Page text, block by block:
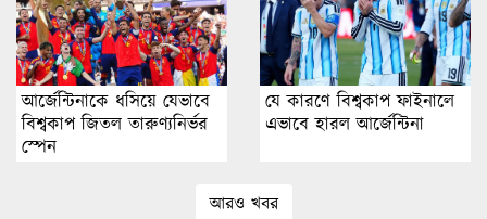
আর্জেন্টিনাকে ধসিয়ে যেভাবে
বিশ্বকাপ জিতল তারুণ্যনির্ভর
স্পেন
যে কারণে বিশ্বকাপ ফাইনালে
এভাবে হারল আর্জেন্টিনা
আরও খবর